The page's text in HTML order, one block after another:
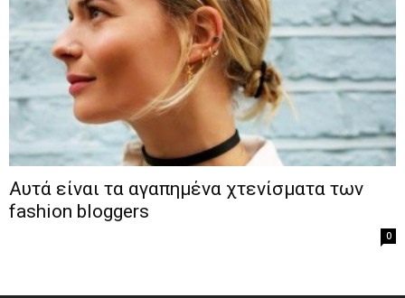
Αυτά είναι τα αγαπημένα χτενίσματα των
fashion bloggers
0